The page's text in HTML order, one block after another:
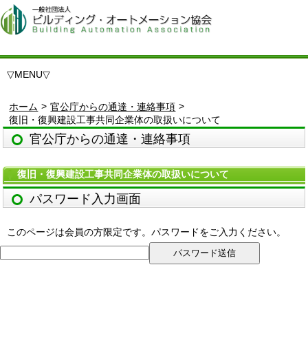
▽MENU▽
ホーム > 官公庁からの通達・連絡事項 >
復旧・復興建設工事共同企業体の取扱いについて
官公庁からの通達・連絡事項
復旧・復興建設工事共同企業体の取扱いについて
パスワード入力画面
このページは会員の方限定です。パスワードをご入力ください。